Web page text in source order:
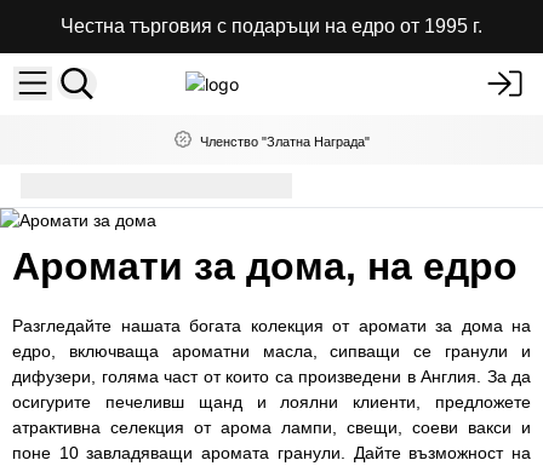
Честна търговия с подаръци на едро от 1995 г.
Членство "Златна Награда"
Аромати за дома, на едро
Разгледайте нашата богата колекция от аромати за дома на
едро, включваща ароматни масла, сипващи се гранули и
дифузери, голяма част от които са произведени в Англия. За да
осигурите печеливш щанд и лоялни клиенти, предложете
атрактивна селекция от арома лампи, свещи, соеви вакси и
поне 10 завладяващи аромата гранули. Дайте възможност на